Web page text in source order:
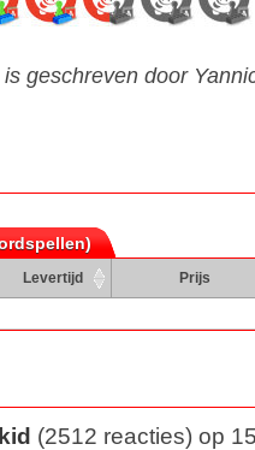
geschreven door
Levertijd Prijs
(2512 reacties) op